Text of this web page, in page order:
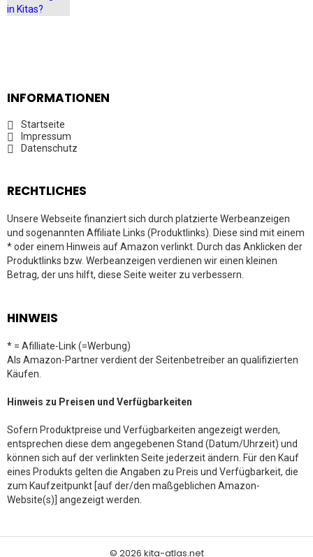
INFORMATIONEN
Startseite
Impressum
Datenschutz
RECHTLICHES
Unsere Webseite finanziert sich durch platzierte Werbeanzeigen
und sogenannten Affiliate Links (Produktlinks). Diese sind mit einem
* oder einem Hinweis auf Amazon verlinkt. Durch das Anklicken der
Produktlinks bzw. Werbeanzeigen verdienen wir einen kleinen
Betrag, der uns hilft, diese Seite weiter zu verbessern.
HINWEIS
* = Afilliate-Link (=Werbung)
Als Amazon-Partner verdient der Seitenbetreiber an qualifizierten
Käufen.
Hinweis zu Preisen und Verfügbarkeiten
Sofern Produktpreise und Verfügbarkeiten angezeigt werden,
entsprechen diese dem angegebenen Stand (Datum/Uhrzeit) und
können sich auf der verlinkten Seite jederzeit ändern. Für den Kauf
eines Produkts gelten die Angaben zu Preis und Verfügbarkeit, die
zum Kaufzeitpunkt [auf der/den maßgeblichen Amazon-
Website(s)] angezeigt werden.
© 2026 kita-atlas.net